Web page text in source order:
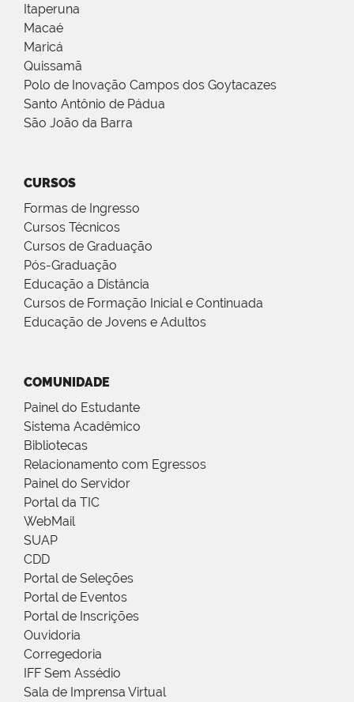
Itaperuna
Macaé
Maricá
Quissamã
Polo de Inovação Campos dos Goytacazes
Santo Antônio de Pádua
São João da Barra
CURSOS
Formas de Ingresso
Cursos Técnicos
Cursos de Graduação
Pós-Graduação
Educação a Distância
Cursos de Formação Inicial e Continuada
Educação de Jovens e Adultos
COMUNIDADE
Painel do Estudante
Sistema Acadêmico
Bibliotecas
Relacionamento com Egressos
Painel do Servidor
Portal da TIC
WebMail
SUAP
CDD
Portal de Seleções
Portal de Eventos
Portal de Inscrições
Ouvidoria
Corregedoria
IFF Sem Assédio
Sala de Imprensa Virtual